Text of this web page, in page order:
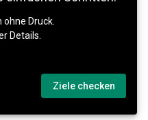
ohne Druck.
Details.
Ziele checken